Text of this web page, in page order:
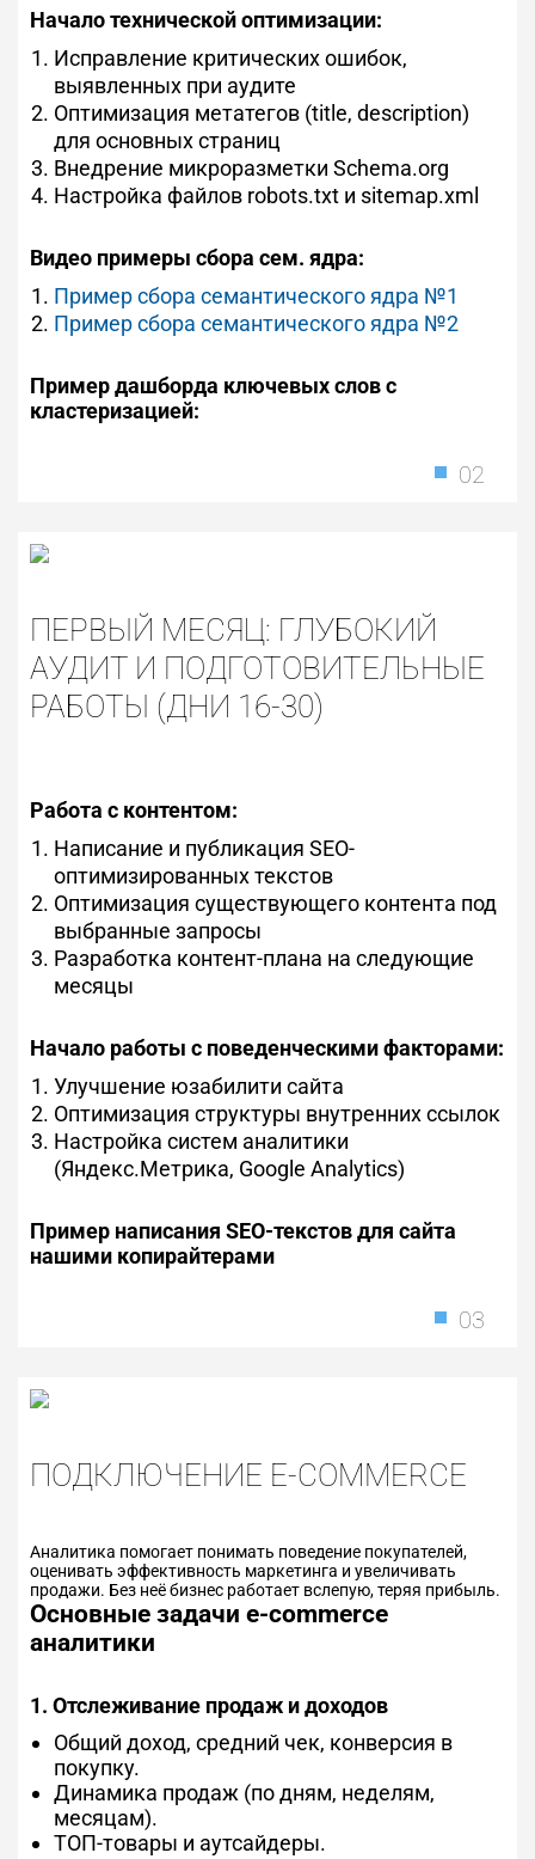
Начало технической оптимизации:
Исправление критических ошибок,
выявленных при аудите
Оптимизация метатегов (title, description)
для основных страниц
Внедрение микроразметки Schema.org
Настройка файлов robots.txt и sitemap.xml
Видео примеры сбора сем. ядра:
Пример сбора семантического ядра №1
Пример сбора семантического ядра №2
Пример дашборда ключевых слов с
кластеризацией:
02
ПЕРВЫЙ МЕСЯЦ: ГЛУБОКИЙ
АУДИТ И ПОДГОТОВИТЕЛЬНЫЕ
РАБОТЫ (ДНИ 16-30)
Работа с контентом:
Написание и публикация SEO-
оптимизированных текстов
Оптимизация существующего контента под
выбранные запросы
Разработка контент-плана на следующие
месяцы
Начало работы с поведенческими факторами:
Улучшение юзабилити сайта
Оптимизация структуры внутренних ссылок
Настройка систем аналитики
(Яндекс.Метрика, Google Analytics)
Пример написания SEO-текстов для сайта
нашими копирайтерами
03
ПОДКЛЮЧЕНИЕ E-COMMERCE
Аналитика помогает понимать поведение покупателей,
оценивать эффективность маркетинга и увеличивать
продажи. Без неё бизнес работает вслепую, теряя прибыль.
Основные задачи e-commerce
аналитики
1. Отслеживание продаж и доходов
Общий доход, средний чек, конверсия в
покупку.
Динамика продаж (по дням, неделям,
месяцам).
ТОП-товары и аутсайдеры.